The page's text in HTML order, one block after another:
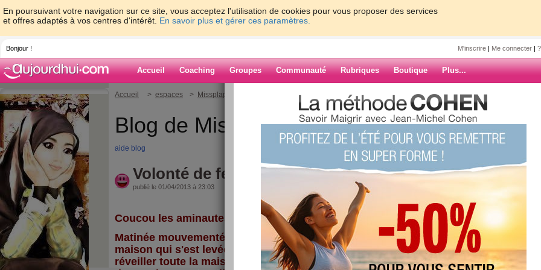
En poursuivant votre navigation sur ce site, vous acceptez l'utilisation de cookies pour vous proposer des services
et offres adaptés à vos centres d'intérêt. En savoir plus et gérer ces paramètres.
Bonjour ! M'inscrire | Me connecter |
Accueil Coaching Groupes Communauté Rubriques Boutique Plus...
Accueil > espaces > Missplapla
Blog de Missplapla
aide blog
Volonté de fer!
publié le 01/04/2013 à 23:03
Coucou les aminautes, comment ça va?
Matinée mouvementée avec ma petite nièce à la
maison qui s'est levée à 8h et qui s'est mise à
réveiller toute la maison! Du coup, j'ai du les
ARCHIVES